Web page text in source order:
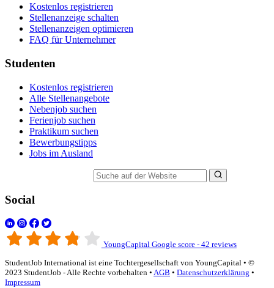
Kostenlos registrieren
Stellenanzeige schalten
Stellenanzeigen optimieren
FAQ für Unternehmer
Studenten
Kostenlos registrieren
Alle Stellenangebote
Nebenjob suchen
Ferienjob suchen
Praktikum suchen
Bewerbungstipps
Jobs im Ausland
Social
YoungCapital Google score - 42 reviews
StudentJob International ist eine Tochtergesellschaft von YoungCapital • ©
2023 StudentJob - Alle Rechte vorbehalten • AGB • Datenschutzerklärung •
Impressum